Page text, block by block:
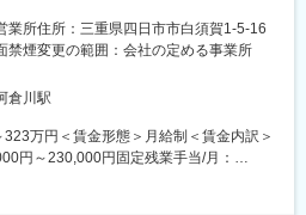
人宅や企業）へ訪問し、配置薬（お薬
お任せします。
先を訪問するスタイルです。
業所住所：三重県四日市市白須賀1-5-16
禁煙変更の範囲：会社の定める事業所
倉川駅
万円＜賃金形態＞月給制＜賃金内訳＞
円～230,000円固定残業手当/月：